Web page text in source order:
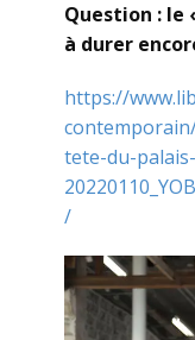
Question : le
à durer
https://
tete-du-
/